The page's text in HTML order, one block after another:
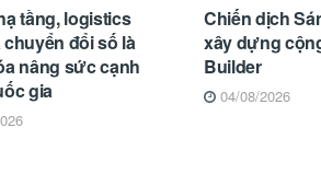
tầng, logistics
đổi số là
nâng sức cạnh
gia
Chiến dịch
xây dựng
Builder
04/08/2026